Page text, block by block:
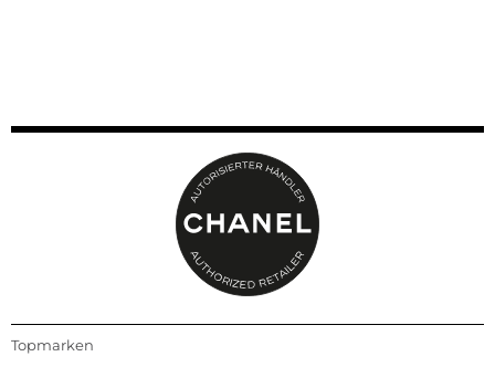
Topmarken